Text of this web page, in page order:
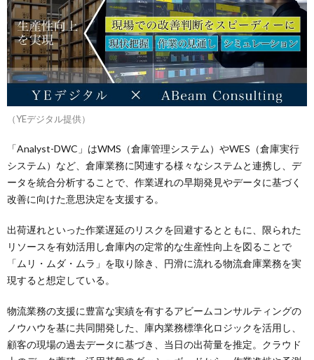
（YEデジタル提供）
「Analyst-DWC」はWMS（倉庫管理システム）やWES（倉庫実行
システム）など、倉庫業務に関連する様々なシステムと連携し、デ
ータを統合分析することで、作業遅れの早期発見やデータに基づく
改善に向けた意思決定を支援する。
出荷遅れといった作業遅延のリスクを回避するとともに、限られた
リソースを有効活用し倉庫内の定常的な生産性向上を図ることで
「ムリ・ムダ・ムラ」を取り除き、円滑に流れる物流倉庫業務を実
現すると想定している。
物流業務の支援に豊富な実績を有するアビームコンサルティングの
ノウハウを基に共同開発した、庫内業務標準化ロジックを活用し、
顧客の現場の過去データに基づき、当日の出荷量を推定。クラウド